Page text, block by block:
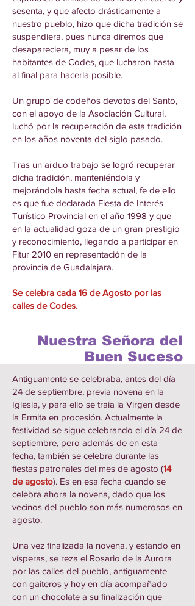
sesenta, y que afecto drásticamente a
nuestro pueblo, hizo que dicha tradición se
suspendiera, pues nunca diremos que
desapareciera, muy a pesar de los
habitantes de Codes, que lucharon hasta
al final para hacerla posible.
Un grupo de codeños devotos del Santo,
con el apoyo de la Asociación Cultural,
luchó por la recuperación de esta tradición
en los años noventa del siglo pasado.
Tras un arduo trabajo se logró recuperar
dicha tradición, manteniéndola y
mejorándola hasta fecha actual, fe de ello
es que fue declarada Fiesta de Interés
Turístico Provincial en el año 1998 y que
en la actualidad goza de un gran prestigio
y reconocimiento, llegando a participar en
Fitur 2010 en representación de la
provincia de Guadalajara.
Se celebra cada 16 de Agosto por las
calles de Codes.
Nuestra Señora del
Buen Suceso
Antiguamente se celebraba, antes del día
24 de septiembre, previa novena en la
Iglesia, y para ello se traía la Virgen desde
la Ermita en procesión. Actualmente la
festividad se sigue celebrando el día 24 de
septiembre, pero además de en esta
fecha, también se celebra durante las
fiestas patronales del mes de agosto (14
de agosto). Es en esa fecha cuando se
celebra ahora la novena, dado que los
vecinos del pueblo son más numerosos en
agosto.
Una vez finalizada la novena, y estando en
vísperas, se reza el Rosario de la Aurora
por las calles del pueblo, antiguamente
con gaiteros y hoy en día acompañado
con un chocolate a su finalización que